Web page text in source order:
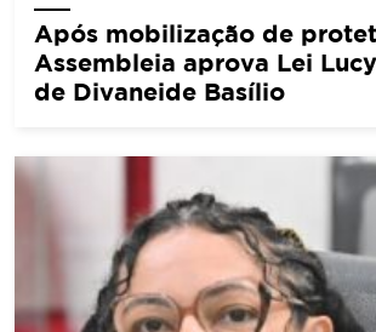
Após mobilização de
Assembleia aprova Lei
de Divaneide Basílio